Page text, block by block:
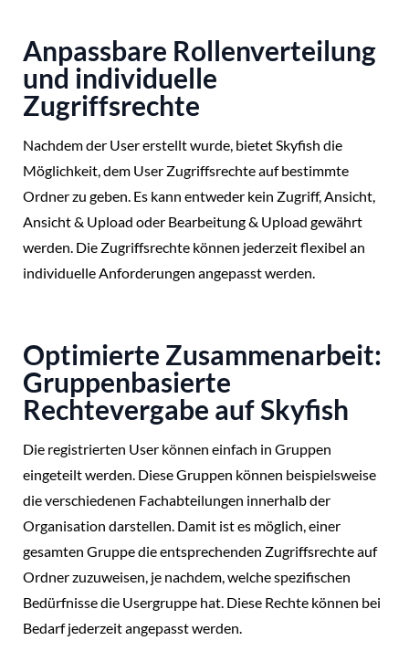
Anpassbare Rollenverteilung
und individuelle
Zugriffsrechte
Nachdem der User erstellt wurde, bietet Skyfish die
Möglichkeit, dem User Zugriffsrechte auf bestimmte
Ordner zu geben. Es kann entweder kein Zugriff, Ansicht,
Ansicht & Upload oder Bearbeitung & Upload gewährt
werden. Die Zugriffsrechte können jederzeit flexibel an
individuelle Anforderungen angepasst werden.
Optimierte Zusammenarbeit:
Gruppenbasierte
Rechtevergabe auf Skyfish
Die registrierten User können einfach in Gruppen
eingeteilt werden. Diese Gruppen können beispielsweise
die verschiedenen Fachabteilungen innerhalb der
Organisation darstellen. Damit ist es möglich, einer
gesamten Gruppe die entsprechenden Zugriffsrechte auf
Ordner zuzuweisen, je nachdem, welche spezifischen
Bedürfnisse die Usergruppe hat. Diese Rechte können bei
Bedarf jederzeit angepasst werden.